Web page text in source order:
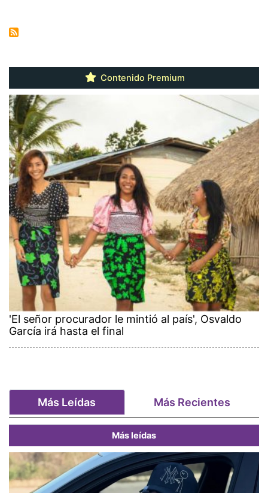
Contenido Premium
'El señor procurador le mintió al país', Osvaldo
García irá hasta el final
Más Leídas Más Recientes
Más leídas